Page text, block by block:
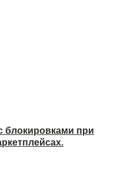
блокировками при